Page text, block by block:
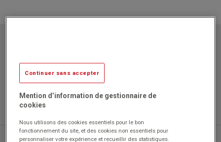
Continuer sans accepter
Mention d’information de gestionnaire de
cookies
Nous utilisons des cookies essentiels pour le bon
fonctionnement du site, et des cookies non essentiels pour
personnaliser votre expérience et recueillir des statistiques.